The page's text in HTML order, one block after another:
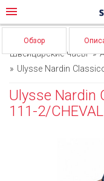
menu
Обзор
Швейцарские часы
Ulysse Nardin
Ulysse Nardin
111-2/CHEVAL